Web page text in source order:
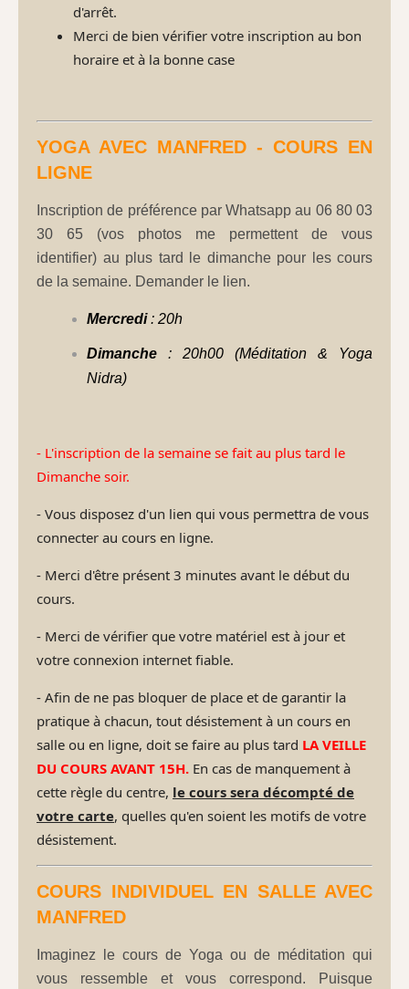
d'arrêt.
Merci de bien vérifier votre inscription au bon
horaire et à la bonne case
YOGA AVEC MANFRED - COURS EN
LIGNE
Inscription de préférence par Whatsapp au 06 80 03
30 65 (vos photos me permettent de vous
identifier) au plus tard le dimanche pour les cours
de la semaine. Demander le lien.
Mercredi: 20h
Dimanche : 20h00 (Méditation & Yoga
Nidra)
- L'inscription de la semaine se fait au plus tard le
Dimanche soir.
- Vous disposez d'un lien qui vous permettra de vous
connecter au cours en ligne.
- Merci d'être présent 3 minutes avant le début du
cours.
- Merci de vérifier que votre matériel est à jour et
votre connexion internet fiable.
- Afin de ne pas bloquer de place et de garantir la
pratique à chacun, tout désistement à un cours en
salle ou en ligne, doit se faire au plus tard LA VEILLE
DU COURS AVANT 15H. En cas de manquement à
cette règle du centre, le cours sera décompté de
votre carte, quelles qu'en soient les motifs de votre
désistement.
COURS INDIVIDUEL EN SALLE AVEC
MANFRED
Imaginez le cours de Yoga ou de méditation qui
vous ressemble et vous correspond. Puisque